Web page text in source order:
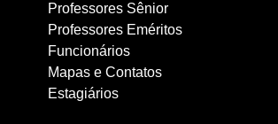
Professores Sênior
Professores Eméritos
Funcionários
Mapas e Contatos
Estagiários